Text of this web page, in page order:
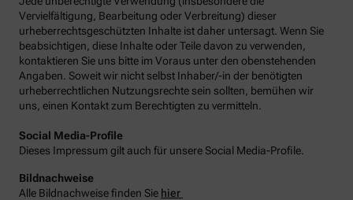
Vervielfältigung, Bearbeitung oder Verbreitung) dieser
urheberrechtsgeschützten Inhalte ist daher untersagt. Wenn Sie
beabsichtigen, diese Inhalte oder Teile davon zu verwenden,
kontaktieren Sie uns bitte im Voraus unter den obenstehenden
Angaben. Soweit wir nicht selbst Inhaber/-in der benötigten
urheberrechtlichen Nutzungsrechte sein sollten, bemühen wir
uns, einen Kontakt zum Berechtigten zu vermitteln.
Social Media-Profile
Dieses Impressum gilt auch für unsere Social Media-Profile.
Bildnachweise
Alle Bildnachweise finden Sie hier